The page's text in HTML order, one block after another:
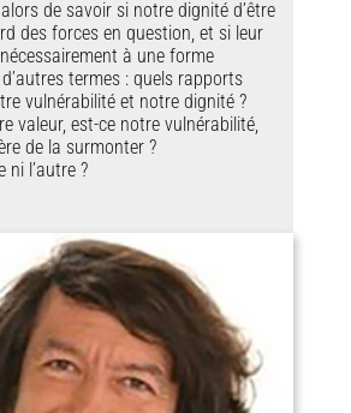
de savoir si notre dignité d’être
des forces en question, et si leur
à une forme
termes : quels rapports
vulnérabilité et notre dignité ?
valeur, est-ce notre vulnérabilité,
de la surmonter ?
ni l’autre ?